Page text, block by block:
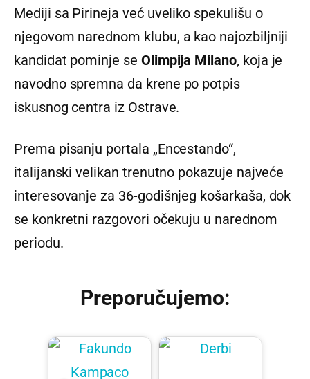
Mediji sa Pirineja već uveliko spekulišu o
njegovom narednom klubu, a kao najozbiljniji
kandidat pominje se Olimpija Milano, koja je
navodno spremna da krene po potpis
iskusnog centra iz Ostrave.
Prema pisanju portala „Encestando“,
italijanski velikan trenutno pokazuje najveće
interesovanje za 36-godišnjeg košarkaša, dok
se konkretni razgovori očekuju u narednom
periodu.
Preporučujemo: